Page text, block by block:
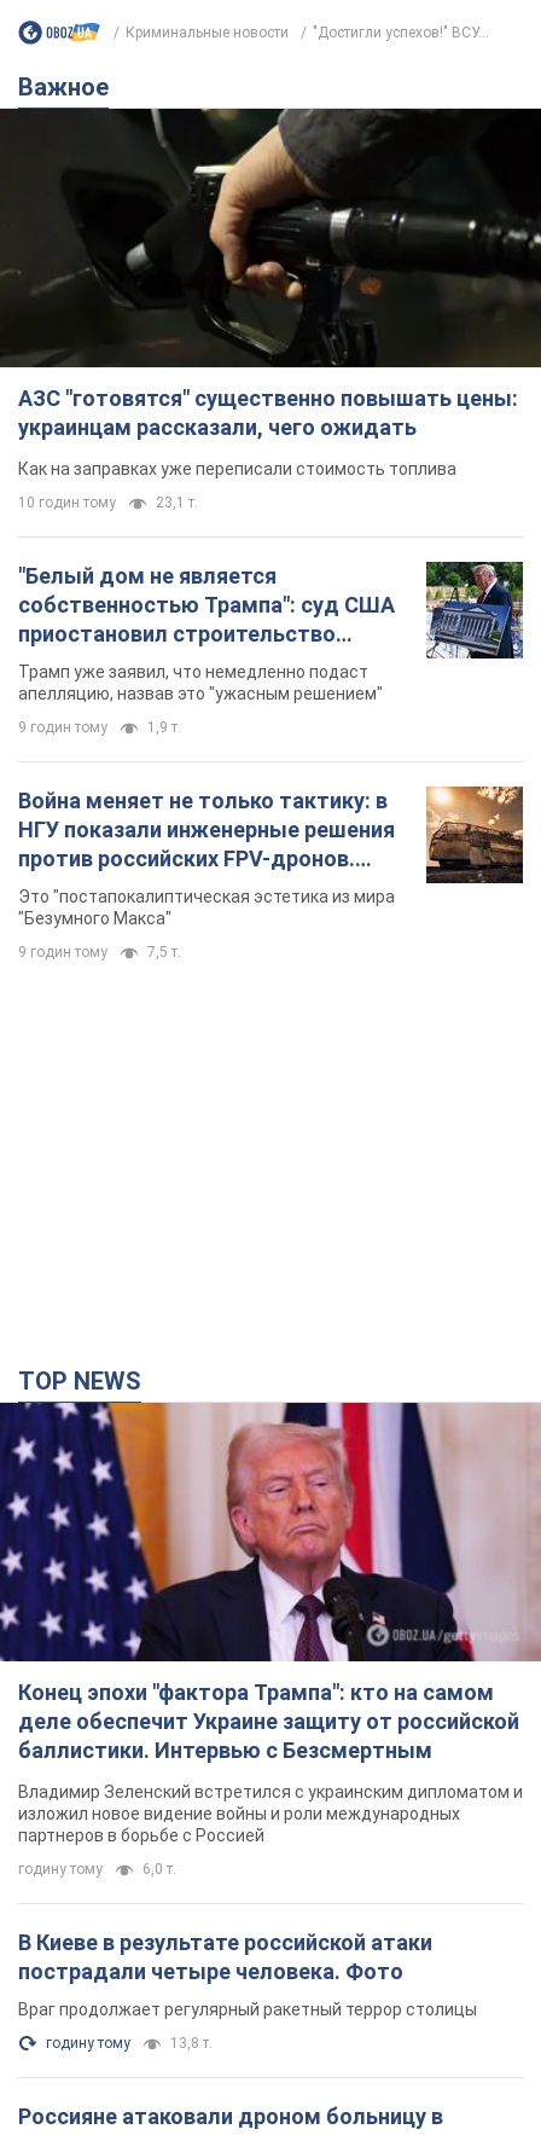
Криминальные новости "Достигли успехов!" ВСУ...
Важное
АЗС "готовятся" существенно повышать цены:
украинцам рассказали, чего ожидать
Как на заправках уже переписали стоимость топлива
10 годин тому 23,1 т.
"Белый дом не является
собственностью Трампа": суд США
приостановил строительство
бального зала стоимостью 400 млн
долларов
Трамп уже заявил, что немедленно подаст
апелляцию, назвав это "ужасным решением"
9 годин тому 1,9 т.
Война меняет не только тактику: в
НГУ показали инженерные решения
против российских FPV-дронов.
Фото
Это "постапокалиптическая эстетика из мира
"Безумного Макса"
9 годин тому 7,5 т.
TOP NEWS
Конец эпохи "фактора Трампа": кто на самом
деле обеспечит Украине защиту от российской
баллистики. Интервью с Безсмертным
Владимир Зеленский встретился с украинским дипломатом и
изложил новое видение войны и роли международных
партнеров в борьбе с Россией
годину тому 6,0 т.
В Киеве в результате российской атаки
пострадали четыре человека. Фото
Враг продолжает регулярный ракетный террор столицы
годину тому 13,8 т.
Россияне атаковали дроном больницу в